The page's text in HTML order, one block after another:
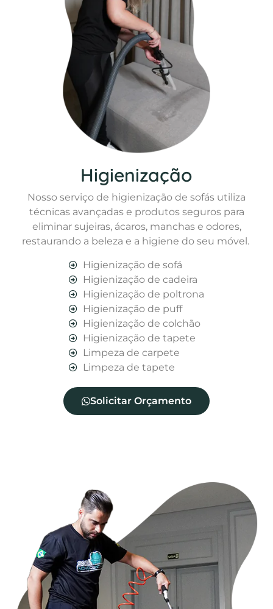
Higienização
Nosso serviço de higienização de sofás utiliza
técnicas avançadas e produtos seguros para
eliminar sujeiras, ácaros, manchas e odores,
restaurando a beleza e a higiene do seu móvel.
Higienização de sofá
Higienização de cadeira
Higienização de poltrona
Higienização de puff
Higienização de colchão
Higienização de tapete
Limpeza de carpete
Limpeza de tapete
Solicitar Orçamento